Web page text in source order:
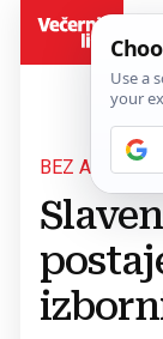
BEZ